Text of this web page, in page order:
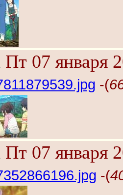
Пт 07 января
-(
Пт 07 января
-(